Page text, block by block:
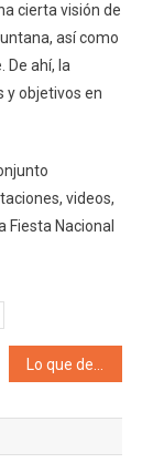
cierta visión de
así como
De ahí, la
y objetivos en
videos,
Fiesta Nacional